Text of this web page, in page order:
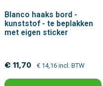
Blanco haaks bord -
kunststof - te beplakken
met eigen sticker
€ 11,70 € 14,16 incl. BTW